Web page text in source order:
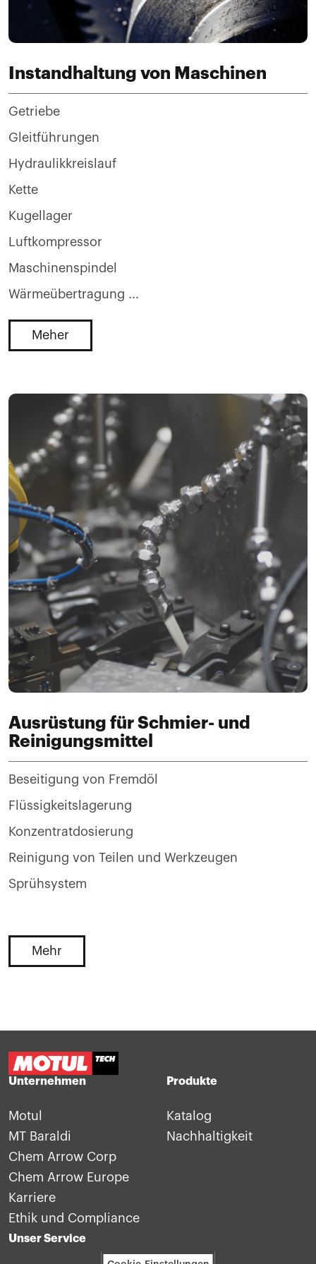
Instandhaltung von Maschinen
Getriebe
Gleitführungen
Hydraulikkreislauf
Kette
Kugellager
Luftkompressor
Maschinenspindel
Wärmeübertragung ...
Meher
Ausrüstung für Schmier- und
Reinigungsmittel
Beseitigung von Fremdöl
Flüssigkeitslagerung
Konzentratdosierung
Reinigung von Teilen und Werkzeugen
Sprühsystem
Mehr
Unternehmen
Motul
MT Baraldi
Chem Arrow Corp
Chem Arrow Europe
Karriere
Ethik und Compliance
Produkte
Katalog
Nachhaltigkeit
Unser Service